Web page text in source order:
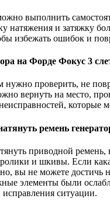
выполнить
натяжения и затяжку
избежать ошибок и
на Форде Фокус 3
нужно проверить, не
вернуть на место,
которые
ремень
приводной
и шкивы. Если
вы не можете достичь
элементы были
ситуации.